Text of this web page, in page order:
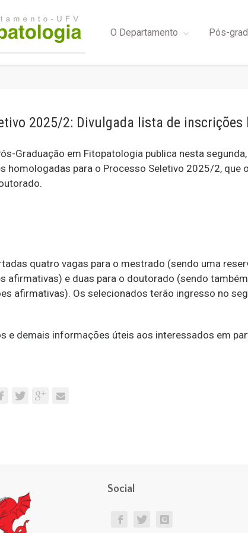
O Departamento Pós-
2025/2: Divulgada lista de inscrições
Graduação em Fitopatologia publica nesta
homologadas para o Processo Seletivo 2025/2, que
quatro vagas para o mestrado (sendo uma
afirmativas) e duas para o doutorado (sendo
afirmativas). Os selecionados terão ingresso no
e demais informações úteis aos interessados em
Social